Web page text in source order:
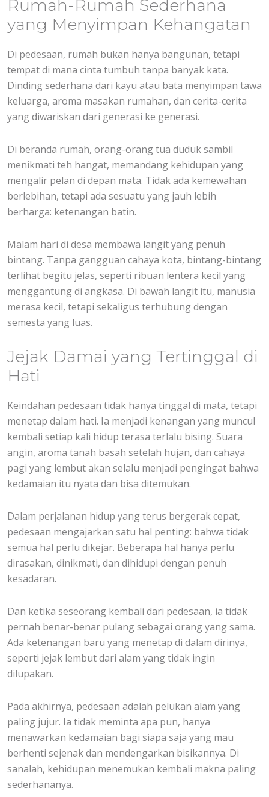
Rumah-Rumah Sederhana
yang Menyimpan Kehangatan
Di pedesaan, rumah bukan hanya bangunan, tetapi
tempat di mana cinta tumbuh tanpa banyak kata.
Dinding sederhana dari kayu atau bata menyimpan tawa
keluarga, aroma masakan rumahan, dan cerita-cerita
yang diwariskan dari generasi ke generasi.
Di beranda rumah, orang-orang tua duduk sambil
menikmati teh hangat, memandang kehidupan yang
mengalir pelan di depan mata. Tidak ada kemewahan
berlebihan, tetapi ada sesuatu yang jauh lebih
berharga: ketenangan batin.
Malam hari di desa membawa langit yang penuh
bintang. Tanpa gangguan cahaya kota, bintang-bintang
terlihat begitu jelas, seperti ribuan lentera kecil yang
menggantung di angkasa. Di bawah langit itu, manusia
merasa kecil, tetapi sekaligus terhubung dengan
semesta yang luas.
Jejak Damai yang Tertinggal di
Hati
Keindahan pedesaan tidak hanya tinggal di mata, tetapi
menetap dalam hati. Ia menjadi kenangan yang muncul
kembali setiap kali hidup terasa terlalu bising. Suara
angin, aroma tanah basah setelah hujan, dan cahaya
pagi yang lembut akan selalu menjadi pengingat bahwa
kedamaian itu nyata dan bisa ditemukan.
Dalam perjalanan hidup yang terus bergerak cepat,
pedesaan mengajarkan satu hal penting: bahwa tidak
semua hal perlu dikejar. Beberapa hal hanya perlu
dirasakan, dinikmati, dan dihidupi dengan penuh
kesadaran.
Dan ketika seseorang kembali dari pedesaan, ia tidak
pernah benar-benar pulang sebagai orang yang sama.
Ada ketenangan baru yang menetap di dalam dirinya,
seperti jejak lembut dari alam yang tidak ingin
dilupakan.
Pada akhirnya, pedesaan adalah pelukan alam yang
paling jujur. Ia tidak meminta apa pun, hanya
menawarkan kedamaian bagi siapa saja yang mau
berhenti sejenak dan mendengarkan bisikannya. Di
sanalah, kehidupan menemukan kembali makna paling
sederhananya.